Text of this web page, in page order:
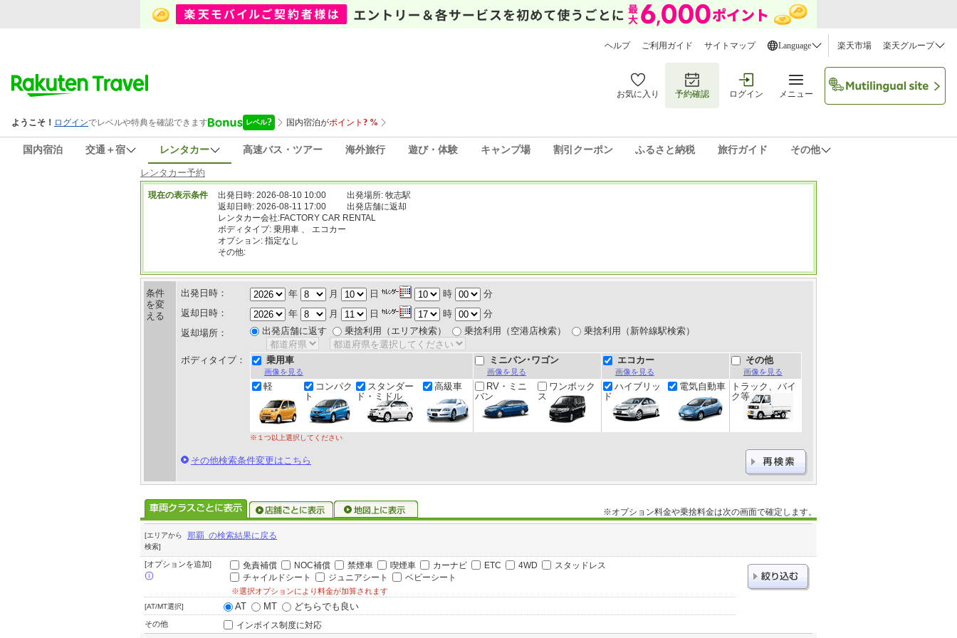
ヘルプ ご利用ガイド サイトマップ Language 楽天市場 楽天グループ
お気に入り 予約確認 ログイン メニュー
国内宿泊 交通＋宿 レンタカー 高速バス・ツアー 海外旅行 遊び・体験 キャンプ場 割引クーポン ふるさと納税 旅行ガイド その他
レンタカー予約
現在の表示条件 出発日時: 2026-08-10 10:00
出発場所: 牧志駅
返却日時: 2026-08-11 17:00
出発店舗に返却
レンタカー会社:FACTORY CAR RENTAL
ボディタイプ: 乗用車 、 エコカー
オプション: 指定なし
その他:
条件
を変
える
出発日時： 年 月 日 時
分
返却日時：
年 月 日 時
分
返却場所：
出発店舗に返す 乗捨利用（エリア検索） 乗捨利用（空港店検索） 乗捨利用（新幹線駅検索）
ボディタイプ： 乗用車
画像を見る
ミニバン･ワゴン
画像を見る
エコカー
画像を見る
その他
画像を見る
軽
コンパク
ト
スタンダー
ド・ミドル
高級車
RV・ミニ
バン
ワンボック
ス
ハイブリッ
ド
電気自動車
トラック、バイ
ク等
※１つ以上選択してください
その他検索条件変更はこちら
※オプション料金や乗捨料金は次の画面で確定します。
[エリアから
検索]
那覇 の検索結果に戻る
[オプションを追加] 免責補償 NOC補償 禁煙車 喫煙車 カーナビ ETC 4WD
スタッドレス
チャイルドシート
ジュニアシート ベビーシート
※選択オプションにより料金が加算されます
[AT/MT選択] AT MT どちらでも良い
その他 インボイス制度に対応